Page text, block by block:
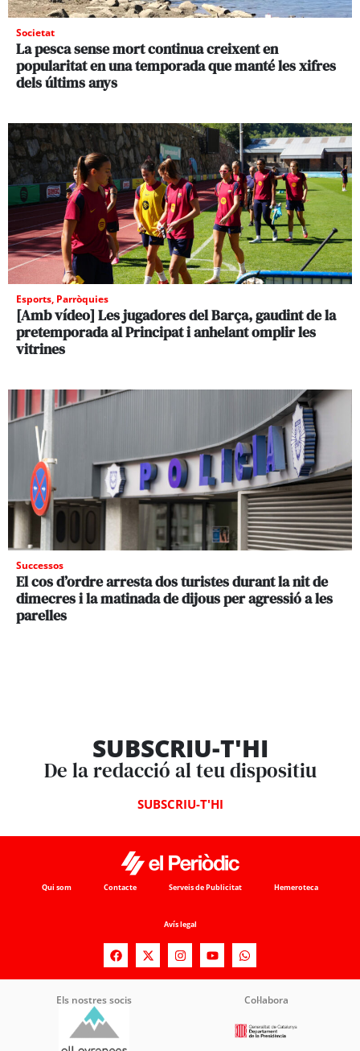
Societat
La pesca sense mort continua creixent en
popularitat en una temporada que manté les xifres
dels últims anys
Esports, Parròquies
[Amb vídeo] Les jugadores del Barça, gaudint de la
pretemporada al Principat i anhelant omplir les
vitrines
Successos
El cos d’ordre arresta dos turistes durant la nit de
dimecres i la matinada de dijous per agressió a les
parelles
SUBSCRIU-T'HI
De la redacció al teu dispositiu
SUBSCRIU-T'HI
Qui som Contacte Serveis de Publicitat Hemeroteca
Avís legal
Els nostres socis Col·labora